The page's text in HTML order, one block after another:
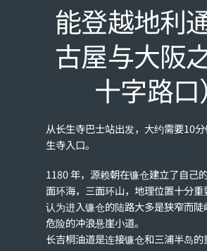
能登越地利
古屋与大阪
十字路口）
从长生寺巴士站出发，大约需要10
生寺入口。
1180 年，源赖朝在镰仓建立了自己
面环海，三面环山，地理位置十分
认为进入镰仓的陆路大多是狭窄而
危险的冲浪悬崖小道。
长吉桐油道是连接镰仓和三浦半岛的